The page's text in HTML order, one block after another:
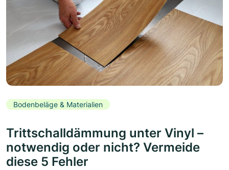
Bodenbeläge & Materialien
Trittschalldämmung unter Vinyl –
notwendig oder nicht? Vermeide
diese 5 Fehler